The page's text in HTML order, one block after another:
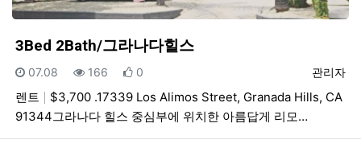
3Bed 2Bath/그라나다힐스
등록자
관리자
등록일
07.08 조회
166 추천
0
렌트
$3,700 .17339 Los Alimos Street, Granada Hills, CA
91344그라나다 힐스 중심부에 위치한 아름답게 리모…